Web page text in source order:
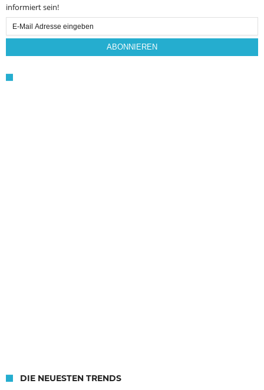
informiert sein!
Email
Subscription
ABONNIEREN
DIE NEUESTEN TRENDS